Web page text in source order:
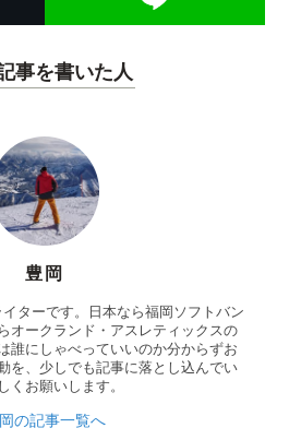
事を書いた人
豊岡
ターです。日本なら福岡ソフトバン
オークランド・アスレティックスの
誰にしゃべっていいのか分からずお
を、少しでも記事に落とし込んでい
くお願いします。
の記事一覧へ